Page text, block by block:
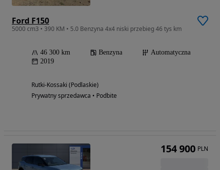
Ford F150
5000 cm3 • 390 KM • 5.0 Benzyna 4x4 niski przebieg 46 tys km
46 300 km Benzyna
Automatyczna
2019
Rutki-Kossaki (Podlaskie)
Prywatny sprzedawca • Podbite
154 900 PLN